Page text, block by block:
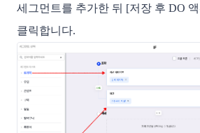
세그먼트를 추가한 뒤 [저장 후 DO
클릭합니다.